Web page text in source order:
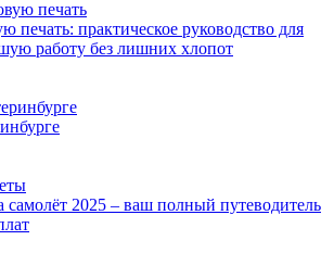
печать: практическое руководство для
работу без лишних хлопот
самолёт 2025 – ваш полный путеводитель